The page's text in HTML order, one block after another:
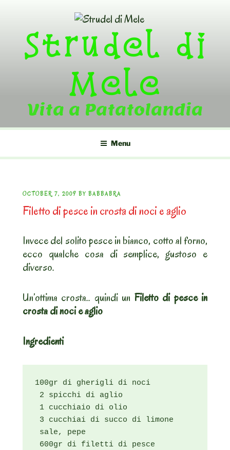
contentStrudel di
Mele
Vita a Patatolandia
Menu
POSTED
ON
OCTOBER 7, 2009 BY BABBABRA
Filetto di pesce in crosta di noci e aglio
Invece del solito pesce in bianco, cotto al forno,
ecco qualche cosa di semplice, gustoso e
diverso.
Un’ottima crosta.. quindi un Filetto di pesce in
crosta di noci e aglio
Ingredienti
100gr di gherigli di noci
2 spicchi di aglio
1 cucchiaio di olio
3 cucchiai di succo di limone
sale, pepe
600gr di filetti di pesce